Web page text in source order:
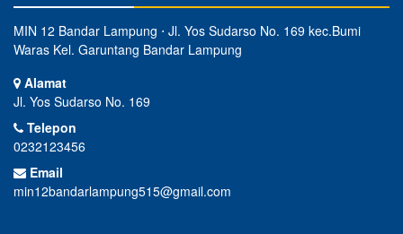
MIN 12 Bandar Lampung ⋅ Jl. Yos Sudarso No. 169 kec.Bumi
Waras Kel. Garuntang Bandar Lampung
Alamat
Jl. Yos Sudarso No. 169
Telepon
0232123456
Email
min12bandarlampung515@gmail.com